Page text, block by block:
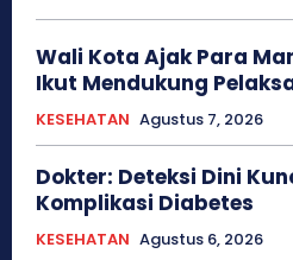
Wali Kota Ajak Para
Ikut Mendukung
KESEHATAN Agustus 7, 2026
Dokter: Deteksi Dini
Komplikasi Diabetes
KESEHATAN Agustus 6, 2026